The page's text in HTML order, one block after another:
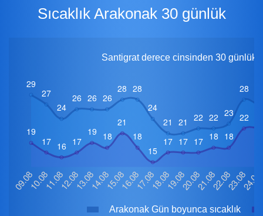
Sıcaklık Arakonak 30 günlük
Santigrat derece cinsinden 30 günlük
Arakonak Gün boyunca sıcaklık